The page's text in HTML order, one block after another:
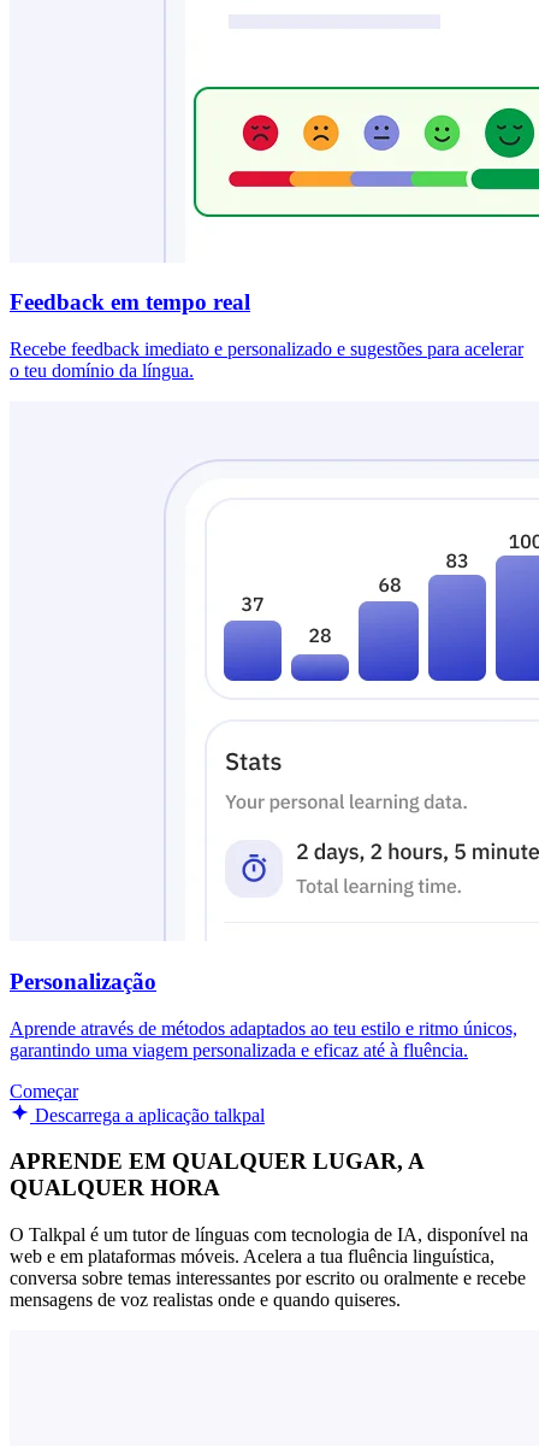
Feedback em tempo real
Recebe feedback imediato e personalizado e sugestões para acelerar
o teu domínio da língua.
Personalização
Aprende através de métodos adaptados ao teu estilo e ritmo únicos,
garantindo uma viagem personalizada e eficaz até à fluência.
Começar
Descarrega a aplicação talkpal
APRENDE EM QUALQUER LUGAR, A
QUALQUER HORA
O Talkpal é um tutor de línguas com tecnologia de IA, disponível na
web e em plataformas móveis. Acelera a tua fluência linguística,
conversa sobre temas interessantes por escrito ou oralmente e recebe
mensagens de voz realistas onde e quando quiseres.